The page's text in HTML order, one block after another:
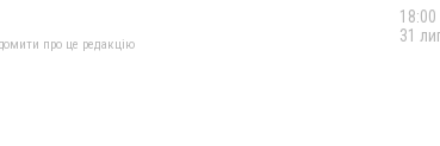
про це редакцію
18:00
31